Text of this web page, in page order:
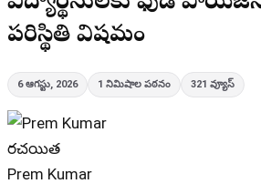
పరిస్థితి విషమం
6 ఆగస్టు, 2026 1 నిమిషాల పఠనం 321 వ్యూస్
రచయిత
Prem Kumar